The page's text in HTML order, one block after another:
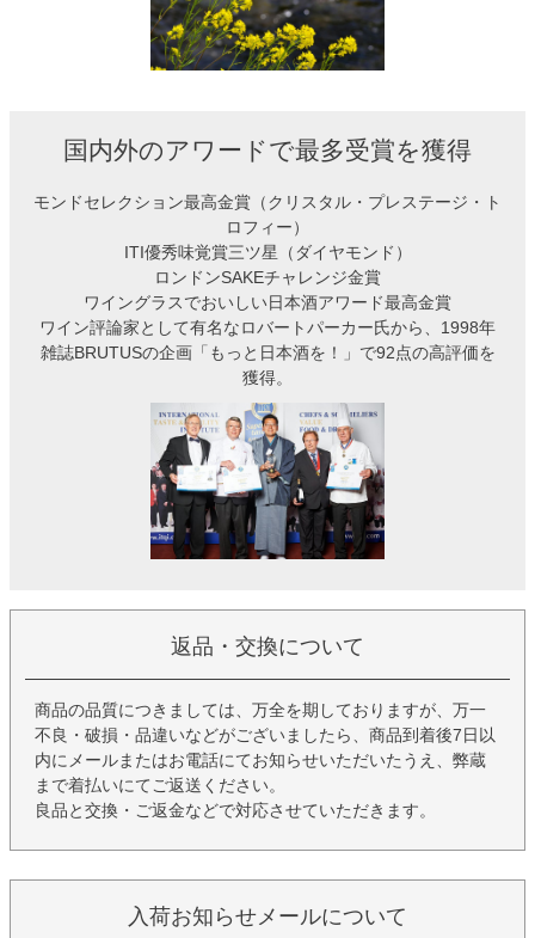
国内外のアワードで最多受賞を獲得
モンドセレクション最高金賞（クリスタル・プレステージ・ト
ロフィー）
ITI優秀味覚賞三ツ星（ダイヤモンド）
ロンドンSAKEチャレンジ金賞
ワイングラスでおいしい日本酒アワード最高金賞
ワイン評論家として有名なロバートパーカー氏から、1998年
雑誌BRUTUSの企画「もっと日本酒を！」で92点の高評価を
獲得。
返品・交換について
商品の品質につきましては、万全を期しておりますが、万一
不良・破損・品違いなどがございましたら、商品到着後7日以
内にメールまたはお電話にてお知らせいただいたうえ、弊蔵
まで着払いにてご返送ください。
良品と交換・ご返金などで対応させていただきます。
入荷お知らせメールについて